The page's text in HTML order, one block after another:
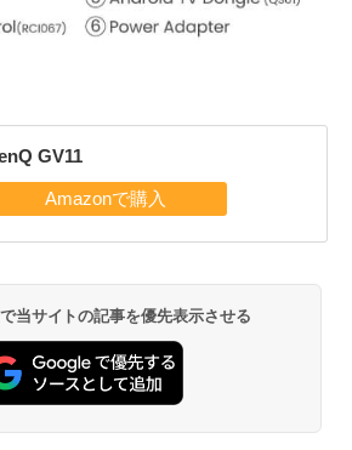
GV11
当サイトの記事を優先表示させる